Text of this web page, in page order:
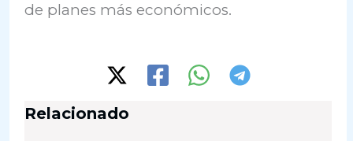
de planes más económicos.
Relacionado